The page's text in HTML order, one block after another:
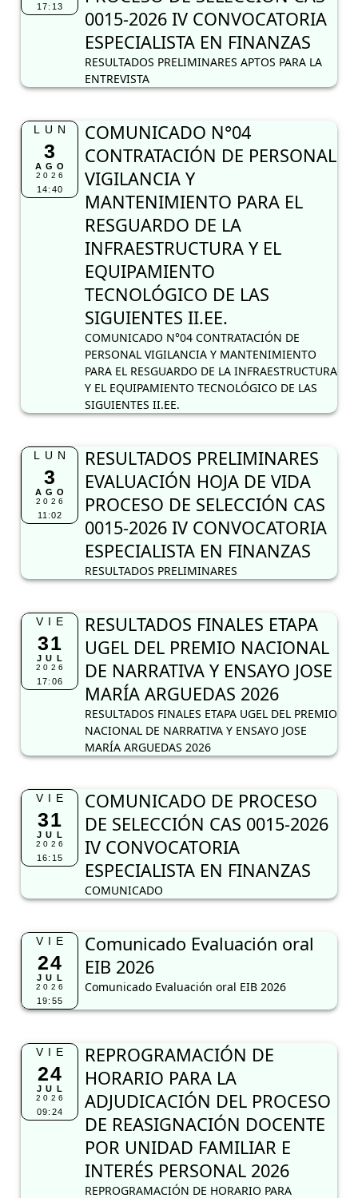
17:13
0015-2026 IV CONVOCATORIA
ESPECIALISTA EN FINANZAS
RESULTADOS PRELIMINARES APTOS PARA LA
ENTREVISTA
LUN
3
AGO
2026
14:40
COMUNICADO N°04
CONTRATACIÓN DE PERSONAL
VIGILANCIA Y
MANTENIMIENTO PARA EL
RESGUARDO DE LA
INFRAESTRUCTURA Y EL
EQUIPAMIENTO
TECNOLÓGICO DE LAS
SIGUIENTES II.EE.
COMUNICADO N°04 CONTRATACIÓN DE
PERSONAL VIGILANCIA Y MANTENIMIENTO
PARA EL RESGUARDO DE LA INFRAESTRUCTURA
Y EL EQUIPAMIENTO TECNOLÓGICO DE LAS
SIGUIENTES II.EE.
LUN
3
AGO
2026
11:02
RESULTADOS PRELIMINARES
EVALUACIÓN HOJA DE VIDA
PROCESO DE SELECCIÓN CAS
0015-2026 IV CONVOCATORIA
ESPECIALISTA EN FINANZAS
RESULTADOS PRELIMINARES
VIE
31
JUL
2026
17:06
RESULTADOS FINALES ETAPA
UGEL DEL PREMIO NACIONAL
DE NARRATIVA Y ENSAYO JOSE
MARÍA ARGUEDAS 2026
RESULTADOS FINALES ETAPA UGEL DEL PREMIO
NACIONAL DE NARRATIVA Y ENSAYO JOSE
MARÍA ARGUEDAS 2026
VIE
31
JUL
2026
16:15
COMUNICADO DE PROCESO
DE SELECCIÓN CAS 0015-2026
IV CONVOCATORIA
ESPECIALISTA EN FINANZAS
COMUNICADO
VIE
24
JUL
2026
19:55
Comunicado Evaluación oral
EIB 2026
Comunicado Evaluación oral EIB 2026
VIE
24
JUL
2026
09:24
REPROGRAMACIÓN DE
HORARIO PARA LA
ADJUDICACIÓN DEL PROCESO
DE REASIGNACIÓN DOCENTE
POR UNIDAD FAMILIAR E
INTERÉS PERSONAL 2026
REPROGRAMACIÓN DE HORARIO PARA